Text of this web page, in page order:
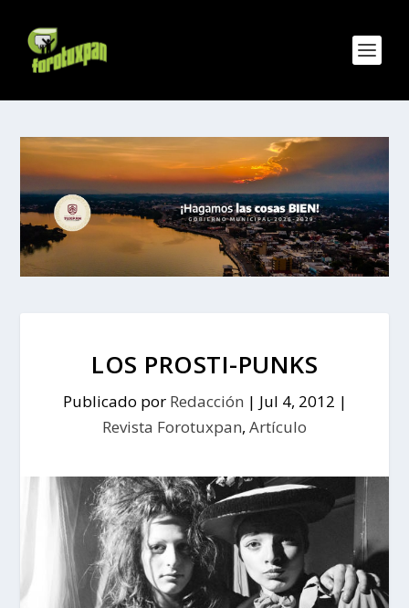
LOS PROSTI-PUNKS
Publicado por Redacción | Jul 4, 2012 |
Revista Forotuxpan, Artículo